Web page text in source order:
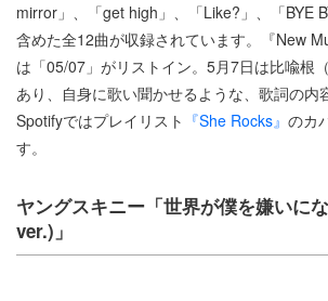
mirror」、「get high」、「Like?」、「BYE
含めた全12曲が収録されています。『New
は「05/07」がリストイン。5月7日は比喩根
あり、自身に歌い聞かせるような、歌詞の内
Spotifyではプレイリスト 『She Rocks』 のカ
す。
ヤングスキニー「世界が僕を嫌いに
ver.)」